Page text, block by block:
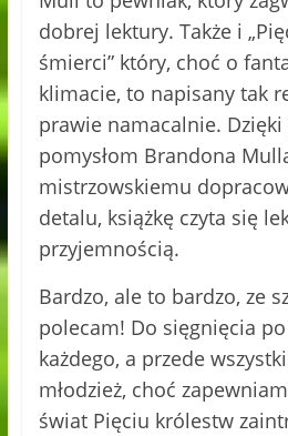
dobrej lektury. Także i
śmierci” który, choć o
klimacie, to napisany tak
prawie namacalnie.
pomysłom Brandona
mistrzowskiemu
detalu, książkę czyta się
przyjemnością.
Bardzo, ale to bardzo, ze
polecam! Do sięgnięcia
każdego, a przede
młodzież, choć
świat Pięciu królestw